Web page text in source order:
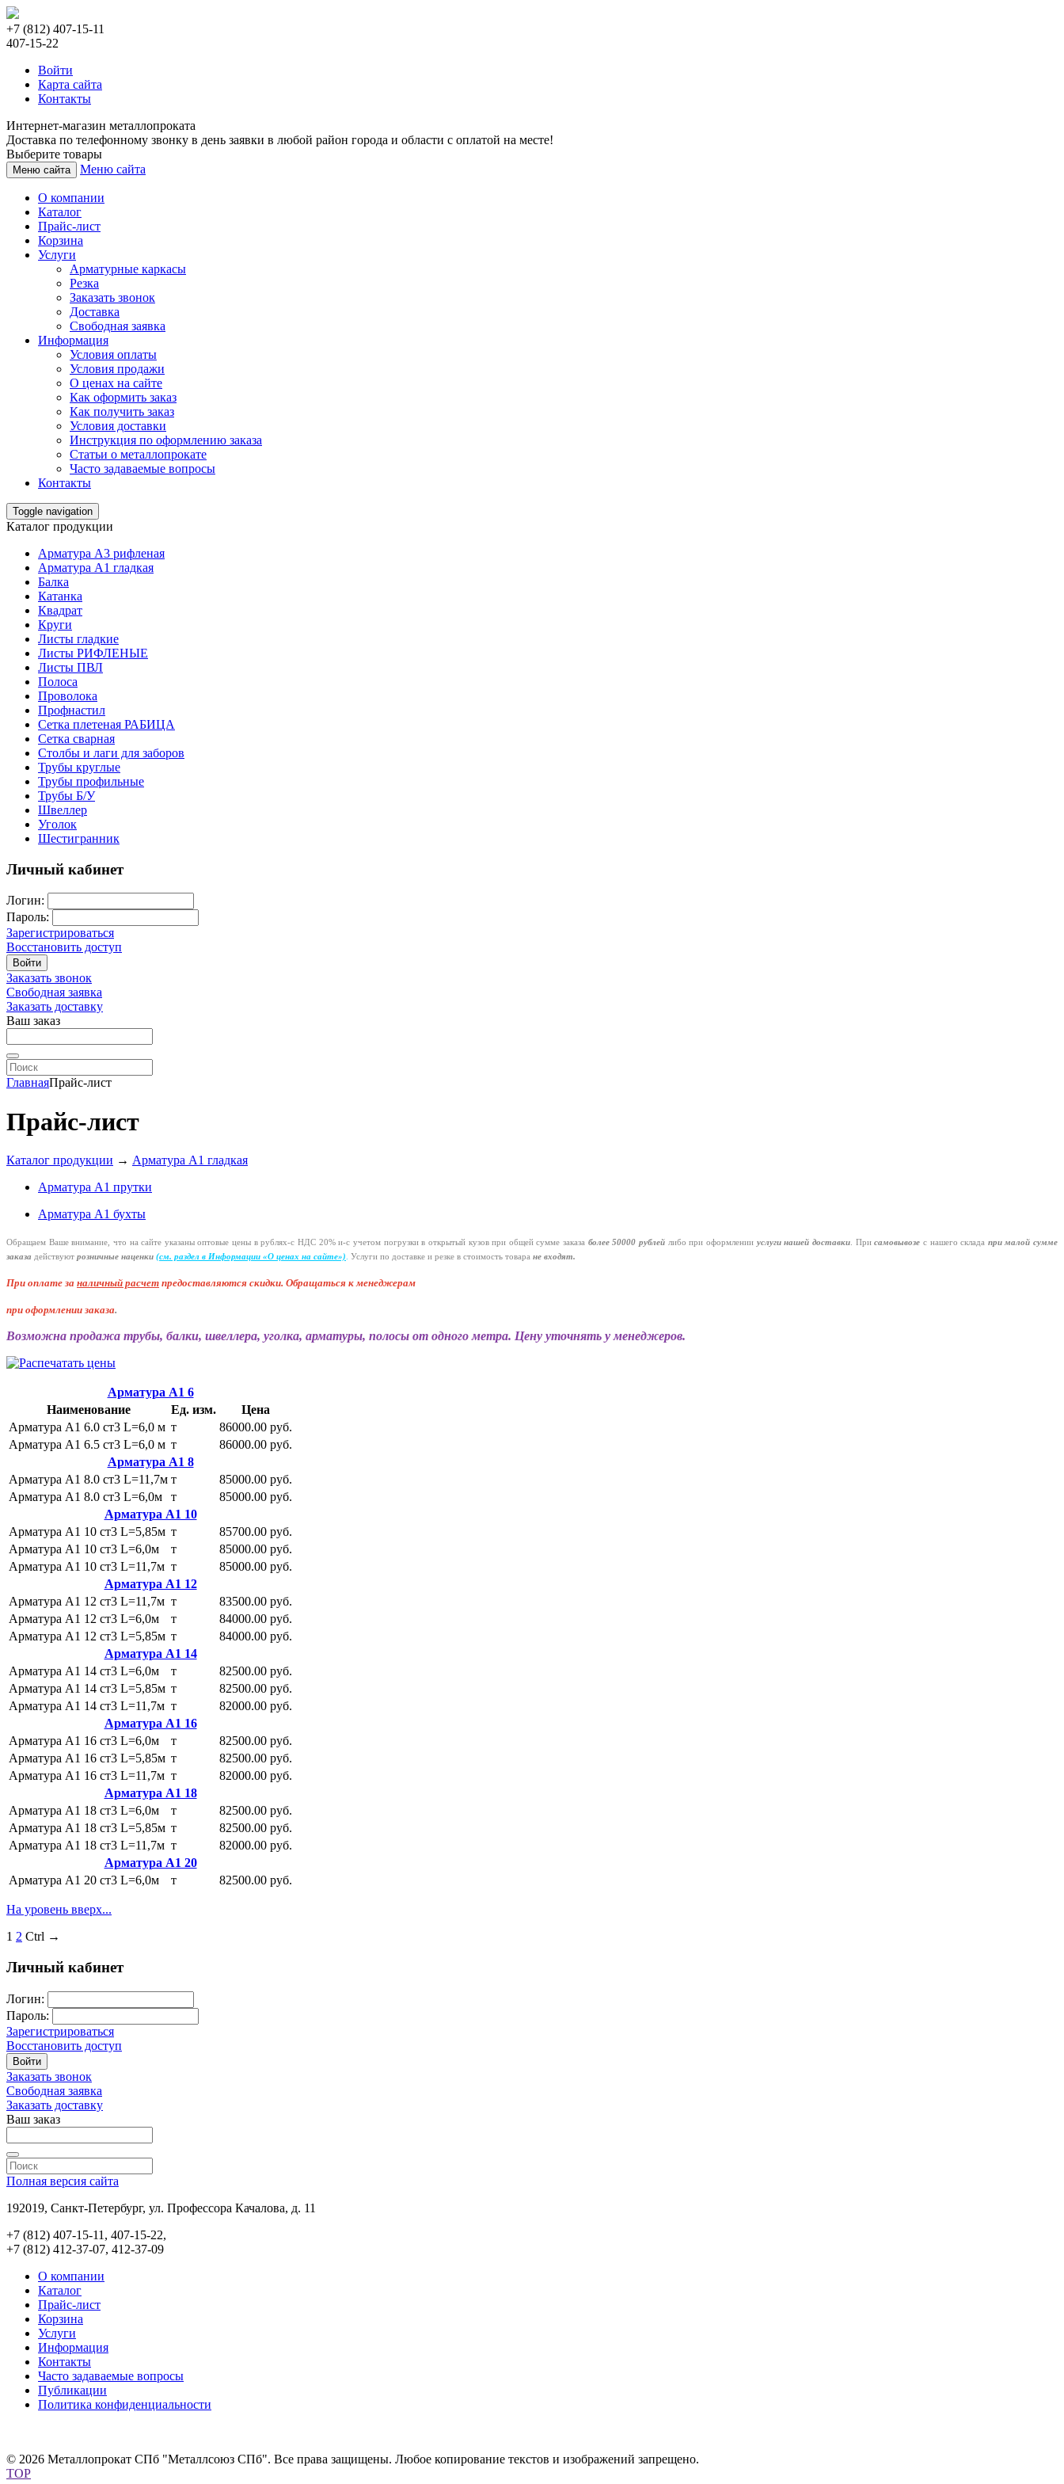
+7 (812) 407-15-11
407-15-22
Войти
Карта сайта
Контакты
Интернет-магазин металлопроката
Доставка по телефонному звонку в день заявки в любой район города и области с оплатой на месте!
Выберите товары
Меню сайта Меню сайта
О компании
Каталог
Прайс-лист
Корзина
Услуги
Арматурные каркасы
Резка
Заказать звонок
Доставка
Свободная заявка
Информация
Условия оплаты
Условия продажи
О ценах на сайте
Как оформить заказ
Как получить заказ
Условия доставки
Инструкция по оформлению заказа
Статьи о металлопрокате
Часто задаваемые вопросы
Контакты
Toggle navigation
Каталог продукции
Арматура А3 рифленая
Арматура А1 гладкая
Балка
Катанка
Квадрат
Круги
Листы гладкие
Листы РИФЛЕНЫЕ
Листы ПВЛ
Полоса
Проволока
Профнастил
Сетка плетеная РАБИЦА
Сетка сварная
Столбы и лаги для заборов
Трубы круглые
Трубы профильные
Трубы Б/У
Швеллер
Уголок
Шестигранник
Личный кабинет
Логин:
Пароль:
Зарегистрироваться
Восстановить доступ
Войти
Заказать звонок
Свободная заявка
Заказать доставку
Ваш заказ
ГлавнаяПрайс-лист
Прайс-лист
Каталог продукции → Арматура А1 гладкая
Арматура А1 прутки
Арматура А1 бухты
Обращаем Ваше внимание, что на сайте указаны оптовые цены врублях-с НДС 20%и-с учетом погрузки в открытый кузов при общей сумме заказа более 50000 рублей либо при оформлении услуги нашей доставки. Присамовывозе с нашего склада при малой сумме
заказа действуют розничные наценки (см. раздел в Информации «О ценах на сайте»). Услуги по доставке и резке в стоимость товара не входят.
При оплате за наличный расчет предоставляются скидки. Обращаться к менеджерам
при оформлении заказа.
Возможна продажа трубы, балки, швеллера, уголка, арматуры, полосы от одного метра. Цену уточнять у менеджеров.
Наименование Ед. изм. Цена
Арматура А1 6
Арматура А1 6.0 ст3 L=6,0 м т
86000.00 руб.
Арматура А1 6.5 ст3 L=6,0 м т
86000.00 руб.
Арматура А1 8
Арматура А1 8.0 ст3 L=11,7м т
85000.00 руб.
Арматура А1 8.0 ст3 L=6,0м
т
85000.00 руб.
Арматура А1 10
Арматура А1 10 ст3 L=5,85м т
85700.00 руб.
Арматура А1 10 ст3 L=6,0м
т
85000.00 руб.
Арматура А1 10 ст3 L=11,7м т
85000.00 руб.
Арматура А1 12
Арматура А1 12 ст3 L=11,7м т
83500.00 руб.
Арматура А1 12 ст3 L=6,0м
т
84000.00 руб.
Арматура А1 12 ст3 L=5,85м т
84000.00 руб.
Арматура А1 14
Арматура А1 14 ст3 L=6,0м
т
82500.00 руб.
Арматура А1 14 ст3 L=5,85м т
82500.00 руб.
Арматура А1 14 ст3 L=11,7м т
82000.00 руб.
Арматура А1 16
Арматура А1 16 ст3 L=6,0м
т
82500.00 руб.
Арматура А1 16 ст3 L=5,85м т
82500.00 руб.
Арматура А1 16 ст3 L=11,7м т
82000.00 руб.
Арматура А1 18
Арматура А1 18 ст3 L=6,0м
т
82500.00 руб.
Арматура А1 18 ст3 L=5,85м т
82500.00 руб.
Арматура А1 18 ст3 L=11,7м т
82000.00 руб.
Арматура А1 20
Арматура А1 20 ст3 L=6,0м
т 82500.00 руб.
На уровень вверх...
1 2 Ctrl →
Личный кабинет
Логин:
Пароль:
Зарегистрироваться
Восстановить доступ
Войти
Заказать звонок
Свободная заявка
Заказать доставку
Ваш заказ
Полная версия сайта
192019, Санкт-Петербург, ул. Профессора Качалова, д. 11
+7 (812) 407-15-11, 407-15-22,
+7 (812) 412-37-07, 412-37-09
О компании
Каталог
Прайс-лист
Корзина
Услуги
Информация
Контакты
Часто задаваемые вопросы
Публикации
Политика конфиденциальности
© 2026 Металлопрокат СПб "Металлсоюз СПб". Все права защищены. Любое копирование текстов и изображений запрещено.
TOP